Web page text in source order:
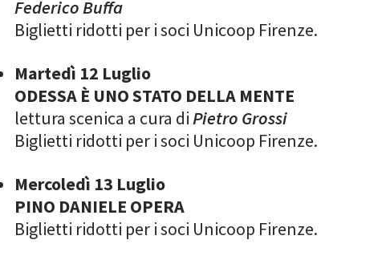
Federico Buffa
Biglietti ridotti per i soci Unicoop Firenze.
Martedì 12 Luglio
ODESSA È UNO STATO DELLA MENTE
lettura scenica a cura diPietro Grossi
Biglietti ridotti per i soci Unicoop Firenze.
Mercoledì 13 Luglio
PINO DANIELE OPERA
Biglietti ridotti per i soci Unicoop Firenze.